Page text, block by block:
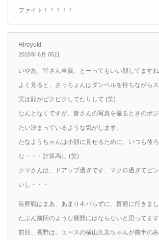
ファイト！！！！！
Hiroyuki
2015年 6月 05日
いやあ、皆さん全員、とーってもいい顔してます
よく見ると、さっちょんはダンベルを持ちながら
実は顔がピクピクしてたりして (笑)
なんとなくですが、皆さんの写真を撮るときのポ
たい決まっているような気がします。
たなようちゃんは小顔に見せるために、いつも後
な・・・計算高し (笑)
クマさんは、ドアップ過ぎです、マクロ過ぎてピ
いし・・・
長野戦はまあ、あまりキバらずに、普通に行きま
たぶん前回のような展開にはならないと思ってます
前回、長野は、エースの横山久美ちゃんが前半の